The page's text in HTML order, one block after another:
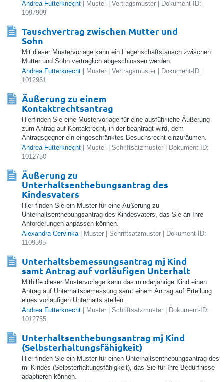
Andrea Futterknecht | Muster | Vertragsmuster | Dokument-ID:
1097909
Tauschvertrag zwischen Mutter und
Sohn
Mit dieser Mustervorlage kann ein Liegenschaftstausch zwischen
Mutter und Sohn vertraglich abgeschlossen werden.
Andrea Futterknecht | Muster | Vertragsmuster | Dokument-ID:
1012961
Äußerung zu einem
Kontaktrechtsantrag
Hierfinden Sie eine Mustervorlage für eine ausführliche Äußerung
zum Antrag auf Kontaktrecht, in der beantragt wird, dem
Antragsgegner ein eingeschränktes Besuchsrecht einzuräumen.
Andrea Futterknecht | Muster | Schriftsatzmuster | Dokument-ID:
1012750
Äußerung zu
Unterhaltsenthebungsantrag des
Kindesvaters
Hier finden Sie ein Muster für eine Äußerung zu
Unterhaltsenthebungsantrag des Kindesvaters, das Sie an Ihre
Anforderungen anpassen können.
Alexandra Cervinka| Muster | Schriftsatzmuster | Dokument-ID:
1109595
Unterhaltsbemessungsantrag mj Kind
samt Antrag auf vorläufigen Unterhalt
Mithilfe dieser Mustervorlage kann das minderjährige Kind einen
Antrag auf Unterhaltsbemessung samt einem Antrag auf Erteilung
eines vorläufigen Unterhalts stellen.
Andrea Futterknecht | Muster | Schriftsatzmuster | Dokument-ID:
1012755
Unterhaltsenthebungsantrag mj Kind
(Selbsterhaltungsfähigkeit)
Hier finden Sie ein Muster für einen Unterhaltsenthebungsantrag des
mj Kindes (Selbsterhaltungsfähigkeit), das Sie für Ihre Bedürfnisse
adaptieren können.